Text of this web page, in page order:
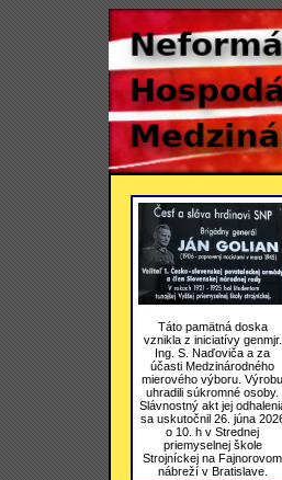
Táto pamätná doska
vznikla z iniciatívy genmjr.
Ing. S. Naďoviča a za
účasti Medzinárodného
mierového výboru. Výrobu
uhradili súkromné osoby.
Slávnostný akt jej
sa uskutočnil 26. júna
o 10. h v Strednej
priemyselnej škole
Strojníckej na Fajnorovom
nábreží v Bratislave.